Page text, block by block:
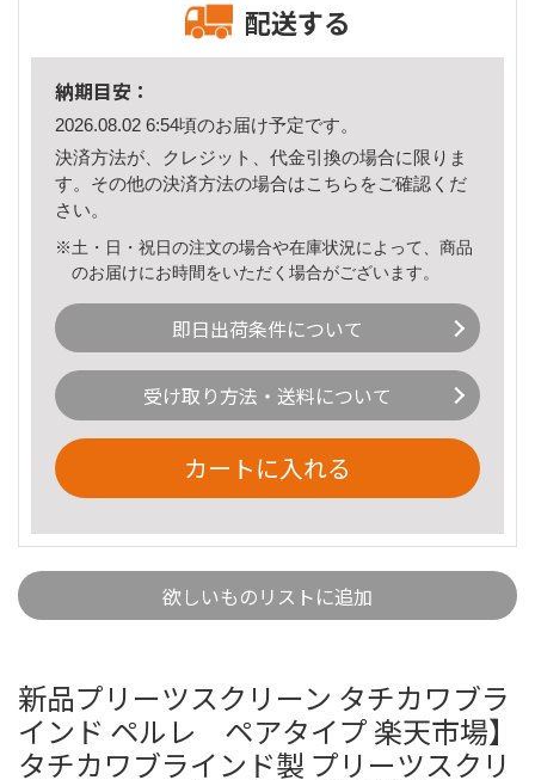
配送する
納期目安：
2026.08.02 6:54頃のお届け予定です。
決済方法が、クレジット、代金引換の場合に限りま
す。その他の決済方法の場合はこちら をご確認くだ
さい。
※土・日・祝日の注文の場合や在庫状況によって、商品
のお届けにお時間をいただく場合がございます。
即日出荷条件について
受け取り方法・送料について
カートに入れる
欲しいものリストに追加
新品プリーツスクリーン タチカワブラ
インド ペルレ ペアタイプ 楽天市場】
タチカワブラインド製 プリーツスクリ